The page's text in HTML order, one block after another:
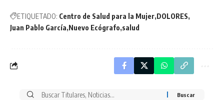
ETIQUETADO: Centro de Salud para la Mujer DOLORES
Juan Pablo García Nuevo Ecógrafo salud
Buscar